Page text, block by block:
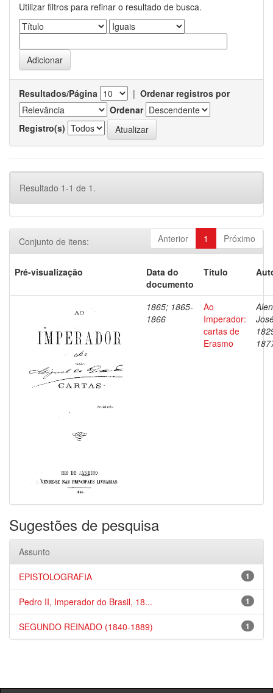
Utilizar filtros para refinar o resultado de busca.
Resultados/Página | Ordenar registros por
Ordenar
Registro(s)
Resultado 1-1 de 1.
Anterior 1 Próximo
Conjunto de itens:
Pré-visualização
Data do
documento
Título
1865; 1865-
1866
Ao
Imperador:
cartas de
Erasmo
Sugestões de pesquisa
Assunto
1
EPISTOLOGRAFIA
1
Pedro II, Imperador do Brasil, 18...
1
SEGUNDO REINADO (1840-1889)